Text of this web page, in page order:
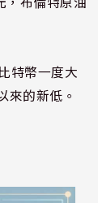
特幣一度大
來的新低。